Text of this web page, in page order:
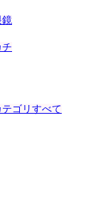
鏡
チ
ゴリすべて